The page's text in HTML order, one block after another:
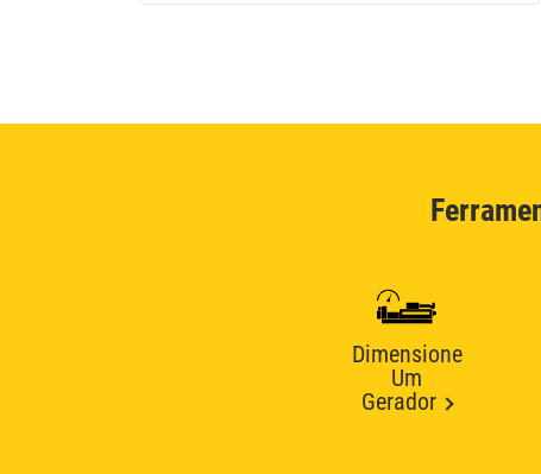
Dimensione
Um
Gerador